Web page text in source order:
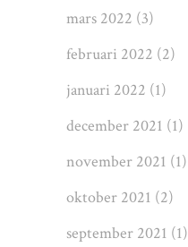
mars 2022 (3)
februari 2022 (2)
januari 2022 (1)
december 2021 (1)
november 2021 (1)
oktober 2021 (2)
september 2021 (1)